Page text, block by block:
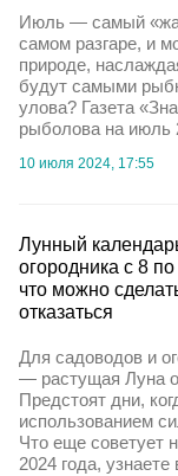
Июль — самый
самом разгаре, и
природе,
будут самыми
улова? Газета
рыболова на июль
10 июля 2024, 17:55
Лунный
огородника с 8
что можно
отказаться
Для садоводов и
— растущая Луна
Предстоят дни,
использованием
Что еще советует
2024 года,